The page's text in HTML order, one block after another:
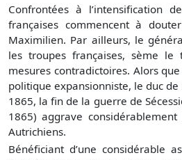
Confrontées à l’intensification
françaises commencent à
Maximilien. Par ailleurs, le
les troupes françaises, sème
mesures contradictoires. Alors
politique expansionniste, le duc
1865, la fin de la guerre de
1865) aggrave
Autrichiens.
Bénéficiant d’une considérable